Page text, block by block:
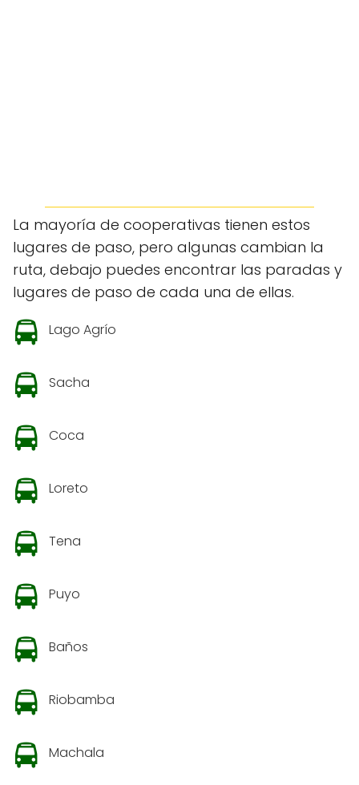
La mayoría de cooperativas tienen estos
lugares de paso, pero algunas cambian la
ruta, debajo puedes encontrar las paradas y
lugares de paso de cada una de ellas.
Lago Agrío
Sacha
Coca
Loreto
Tena
Puyo
Baños
Riobamba
Machala